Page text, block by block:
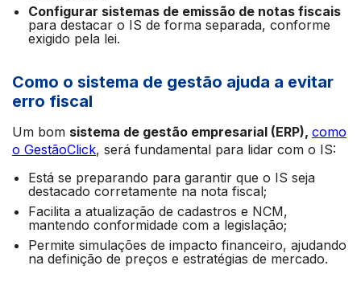
Configurar sistemas de emissão de notas fiscais
para destacar o IS de forma separada, conforme
exigido pela lei.
Como o sistema de gestão ajuda a evitar
erro fiscal
Um bom sistema de gestão empresarial (ERP), como
o GestãoClick, será fundamental para lidar com o IS:
Está se preparando para garantir que o IS seja
destacado corretamente na nota fiscal;
Facilita a atualização de cadastros e NCM,
mantendo conformidade com a legislação;
Permite simulações de impacto financeiro, ajudando
na definição de preços e estratégias de mercado.